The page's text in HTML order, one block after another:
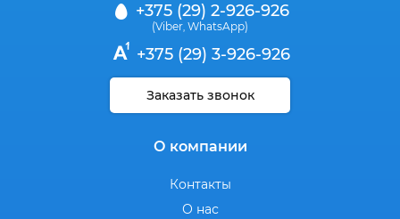
+375 (29) 2-926-926
(Viber WhatsApp)
+375 (29) 3-926-926
Заказать звонок
О компании
Контакты
О нас